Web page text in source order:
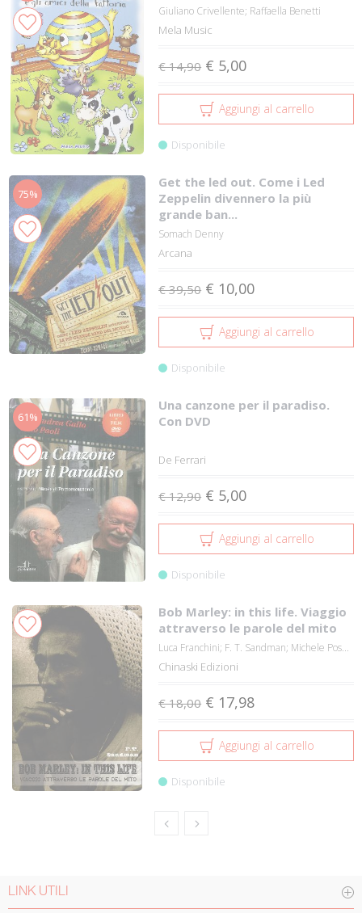
Giuliano Crivellente; Raffaella Benetti
Mela Music
€ 14,90 € 5,00
Aggiungi al carrello
Disponibile
75%
Get the led out. Come i Led
Zeppelin divennero la più
grande ban...
Somach Denny
Arcana
€ 39,50 € 10,00
Aggiungi al carrello
Disponibile
61%
Una canzone per il paradiso.
Con DVD
De Ferrari
€ 12,90 € 5,00
Aggiungi al carrello
Disponibile
Bob Marley: in this life. Viaggio
attraverso le parole del mito
Luca Franchini; F. T. Sandman; Michele Pos...
Chinaski Edizioni
€ 18,00 € 17,98
Aggiungi al carrello
Disponibile
LINK UTILI